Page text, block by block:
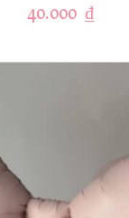
40.000 ₫